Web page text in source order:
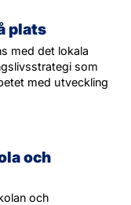
plats
med det lokala
som
med utveckling
och
och